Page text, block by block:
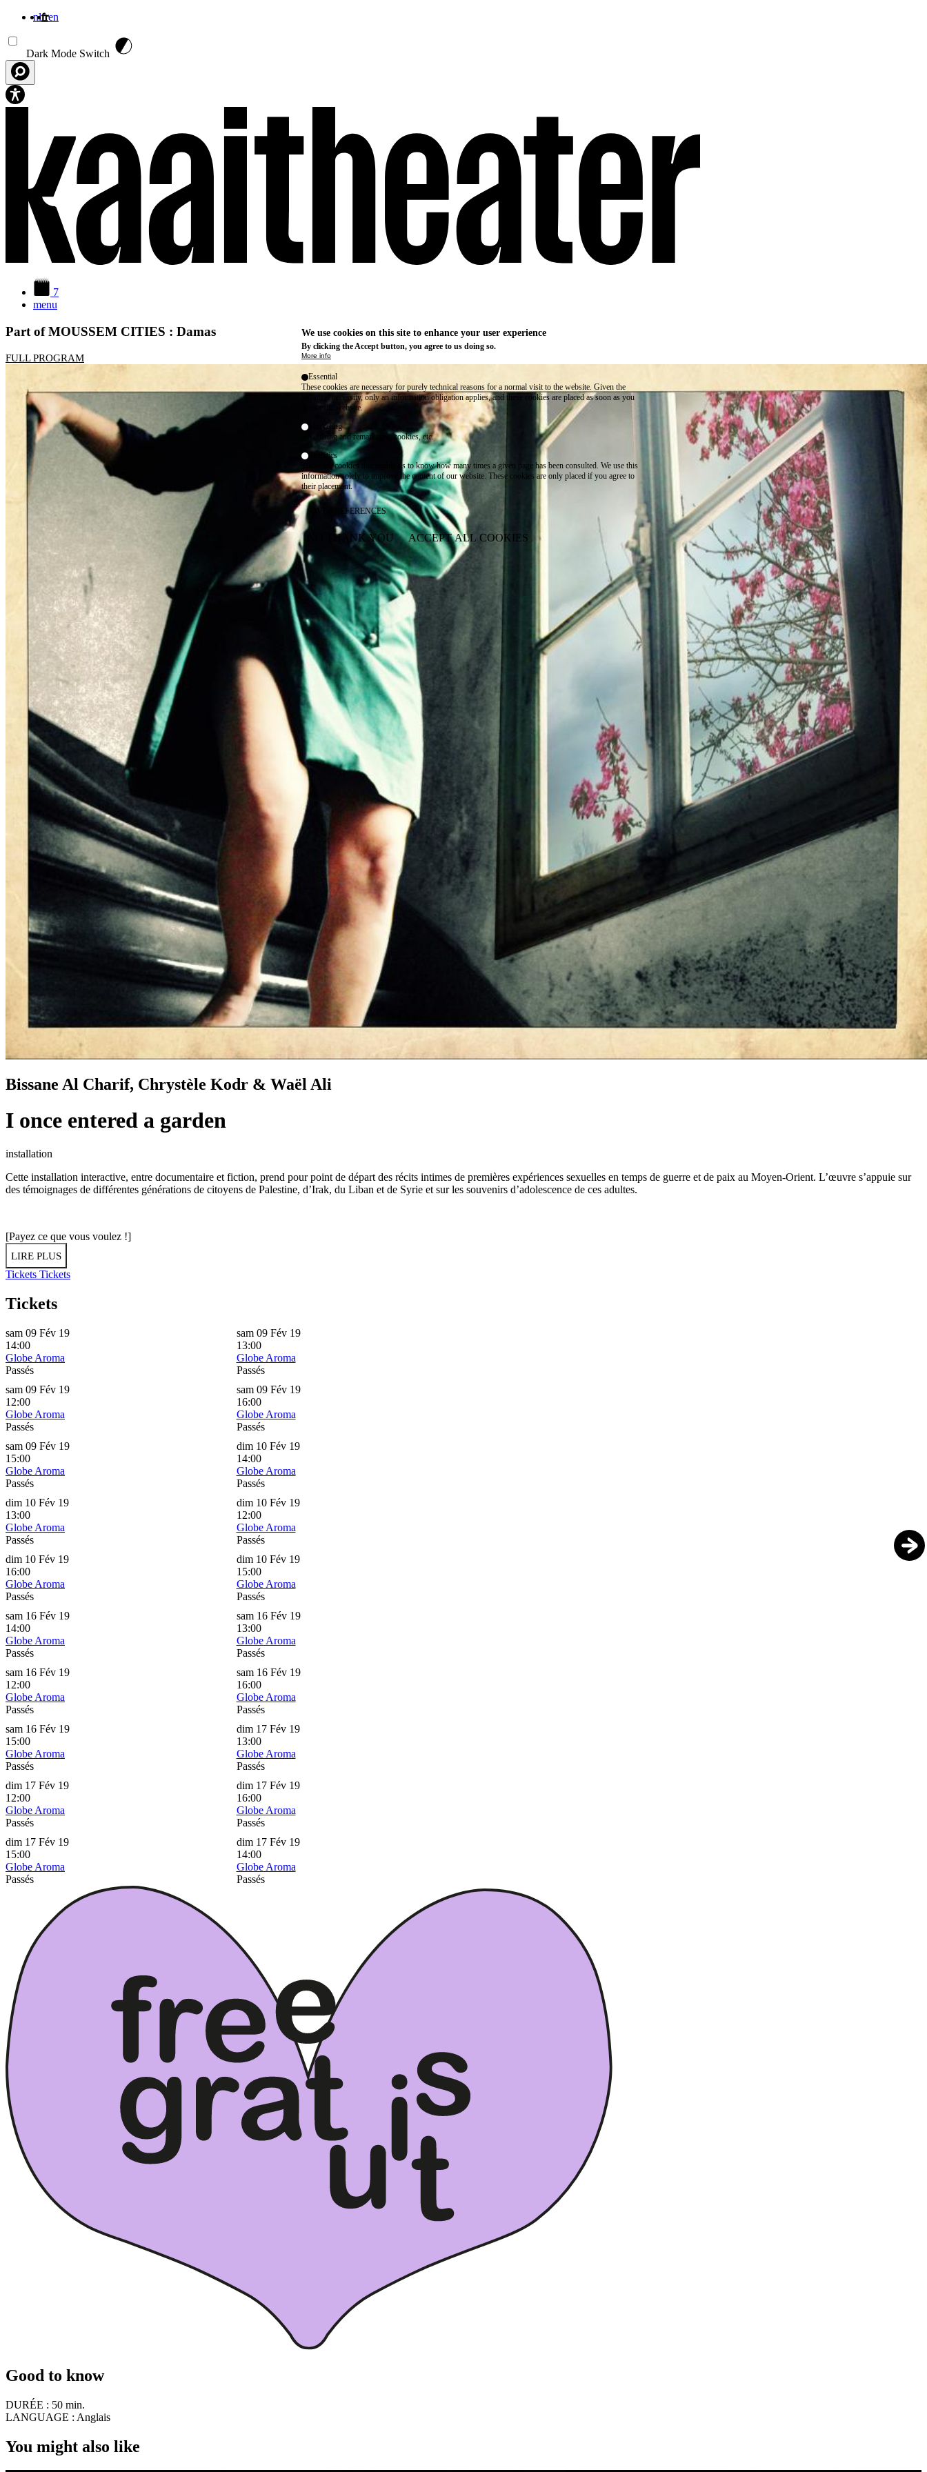
nlfren
Dark Mode Switch
7
menu
Part of MOUSSEM CITIES : Damas
FULL PROGRAM
Bissane Al Charif, Chrystèle Kodr & Waël Ali
I once entered a garden
installation
Cette installation interactive, entre documentaire et fiction, prend pour point de départ des récits intimes de premières expériences sexuelles en temps de guerre et de paix au Moyen-Orient. L’œuvre s’appuie sur
des témoignages de différentes générations de citoyens de Palestine, d’Irak, du Liban et de Syrie et sur les souvenirs d’adolescence de ces adultes.
[Payez ce que vous voulez !]
LIRE PLUS
Tickets Tickets
Tickets
sam 09 Fév 19
14:00
Globe Aroma
Passés
sam 09 Fév 19
13:00
Globe Aroma
Passés
sam 09 Fév 19
12:00
Globe Aroma
Passés
sam 09 Fév 19
16:00
Globe Aroma
Passés
sam 09 Fév 19
15:00
Globe Aroma
Passés
dim 10 Fév 19
14:00
Globe Aroma
Passés
dim 10 Fév 19
13:00
Globe Aroma
Passés
dim 10 Fév 19
12:00
Globe Aroma
Passés
dim 10 Fév 19
16:00
Globe Aroma
Passés
dim 10 Fév 19
15:00
Globe Aroma
Passés
sam 16 Fév 19
14:00
Globe Aroma
Passés
sam 16 Fév 19
13:00
Globe Aroma
Passés
sam 16 Fév 19
12:00
Globe Aroma
Passés
sam 16 Fév 19
16:00
Globe Aroma
Passés
sam 16 Fév 19
15:00
Globe Aroma
Passés
dim 17 Fév 19
13:00
Globe Aroma
Passés
dim 17 Fév 19
12:00
Globe Aroma
Passés
dim 17 Fév 19
16:00
Globe Aroma
Passés
dim 17 Fév 19
15:00
Globe Aroma
Passés
dim 17 Fév 19
14:00
Globe Aroma
Passés
Good to know
DURÉE : 50 min.
LANGUAGE : Anglais
You might also like
We use cookies on this site to enhance your user experience
By clicking the Accept button, you agree to us doing so.
More info
Essential
These cookies are necessary for purely technical reasons for a normal visit to the website. Given the
technical necessity, only an information obligation applies, and these cookies are placed as soon as you
access the website.
Marketing
advertising and remarketing cookies, etc.
Statistics
These are cookies that enable us to know how many times a given page has been consulted. We use this
information solely to improve the content of our website. These cookies are only placed if you agree to
their placement.
SAVE PREFERENCES
NO THANK YOU ACCEPT ALL COOKIES
WITHDRAW CONSENT